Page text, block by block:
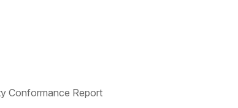
Conformance Report